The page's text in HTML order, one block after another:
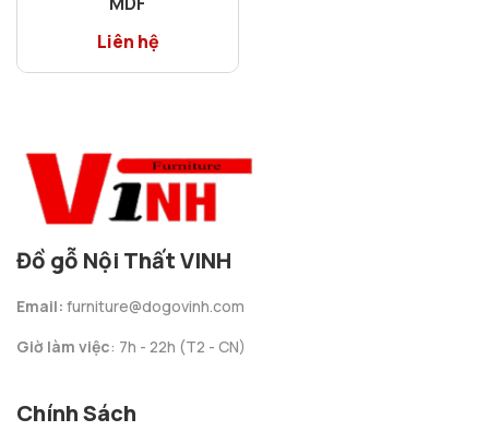
Liên hệ
Đồ gỗ Nội Thất VINH
Email: furniture@dogovinh.com
Giờ làm việc: 7h - 22h (T2 - CN)
Chính Sách